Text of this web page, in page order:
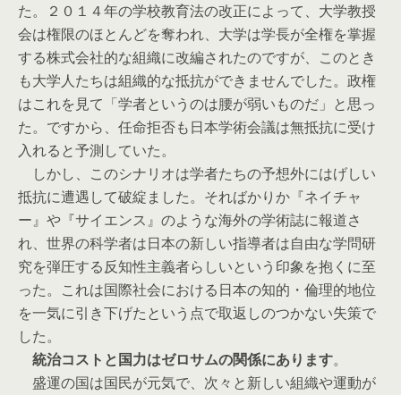
た。２０１４年の学校教育法の改正によって、大学教授
会は権限のほとんどを奪われ、大学は学長が全権を掌握
する株式会社的な組織に改編されたのですが、このとき
も大学人たちは組織的な抵抗ができませんでした。政権
はこれを見て「学者というのは腰が弱いものだ」と思っ
た。ですから、任命拒否も日本学術会議は無抵抗に受け
入れると予測していた。
しかし、このシナリオは学者たちの予想外にはげしい
抵抗に遭遇して破綻ました。そればかりか『ネイチャ
ー』や『サイエンス』のような海外の学術誌に報道さ
れ、世界の科学者は日本の新しい指導者は自由な学問研
究を弾圧する反知性主義者らしいという印象を抱くに至
った。これは国際社会における日本の知的・倫理的地位
を一気に引き下げたという点で取返しのつかない失策で
した。
統治コストと国力はゼロサムの関係にあります。
盛運の国は国民が元気で、次々と新しい組織や運動が